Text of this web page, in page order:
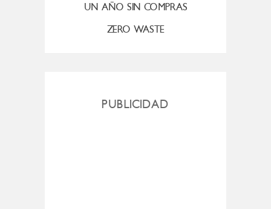
UN AÑO SIN COMPRAS
ZERO WASTE
PUBLICIDAD